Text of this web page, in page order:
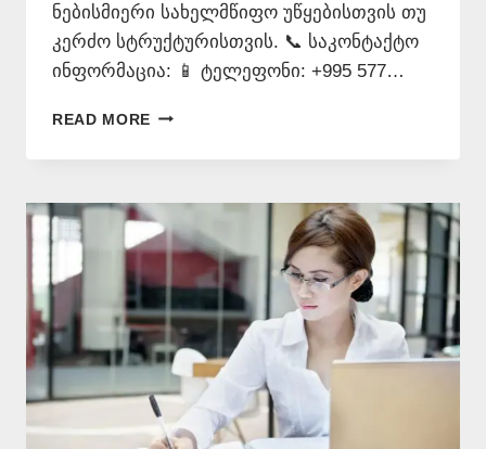
ნებისმიერი სახელმწიფო უწყებისთვის თუ
კერძო სტრუქტურისთვის. 📞 საკონტაქტო
ინფორმაცია: 📱 ტელეფონი: +995 577…
READ MORE ᲡᲝᲛᲮᲣᲠᲘ
ᲗᲐᲠᲯᲘᲛᲐᲜᲘ
577
546
577